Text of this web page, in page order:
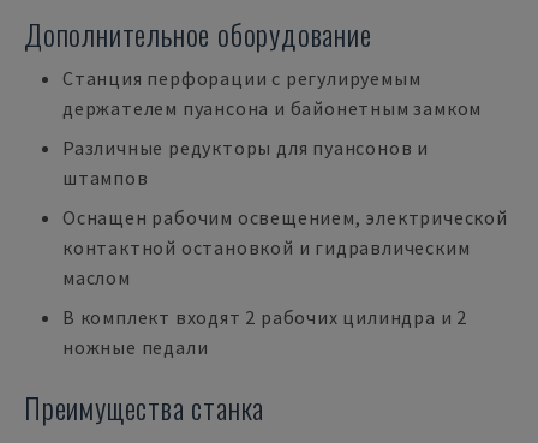
Дополнительное оборудование
Станция перфорации с регулируемым
держателем пуансона и байонетным замком
Различные редукторы для пуансонов и
штампов
Оснащен рабочим освещением, электрической
контактной остановкой и гидравлическим
маслом
В комплект входят 2 рабочих цилиндра и 2
ножные педали
Преимущества станка